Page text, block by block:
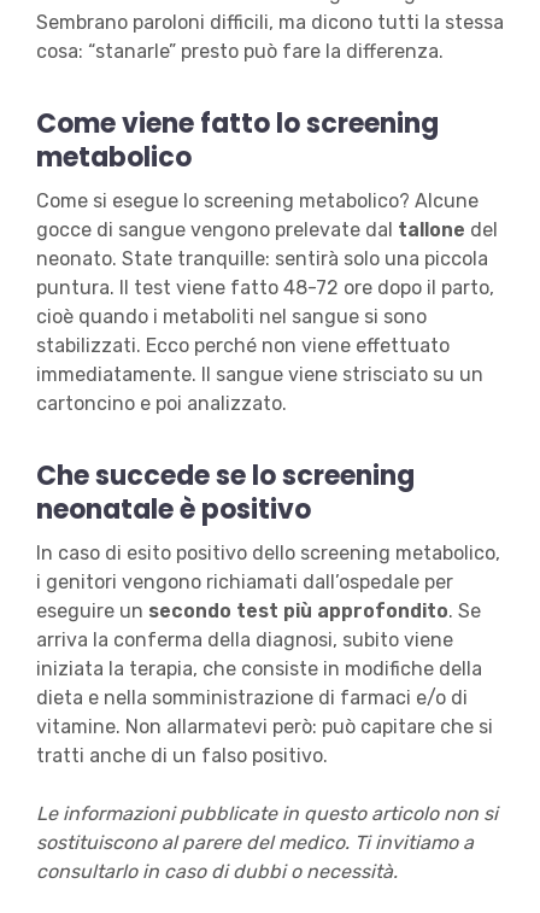
Sembrano paroloni difficili, ma dicono tutti la stessa
cosa: “stanarle” presto può fare la differenza.
Come viene fatto lo screening
metabolico
Come si esegue lo screening metabolico? Alcune
gocce di sangue vengono prelevate dal tallone del
neonato. State tranquille: sentirà solo una piccola
puntura. Il test viene fatto 48-72 ore dopo il parto,
cioè quando i metaboliti nel sangue si sono
stabilizzati. Ecco perché non viene effettuato
immediatamente. Il sangue viene strisciato su un
cartoncino e poi analizzato.
Che succede se lo screening
neonatale è positivo
In caso di esito positivo dello screening metabolico,
i genitori vengono richiamati dall’ospedale per
eseguire un secondo test più approfondito. Se
arriva la conferma della diagnosi, subito viene
iniziata la terapia, che consiste in modifiche della
dieta e nella somministrazione di farmaci e/o di
vitamine. Non allarmatevi però: può capitare che si
tratti anche di un falso positivo.
Le informazioni pubblicate in questo articolo non si
sostituiscono al parere del medico. Ti invitiamo a
consultarlo in caso di dubbi o necessità.